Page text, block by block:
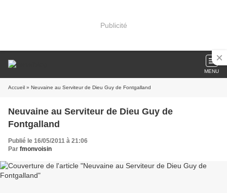
Publicité
MENU
Accueil » Neuvaine au Serviteur de Dieu Guy de Fontgalland
Neuvaine au Serviteur de Dieu Guy de
Fontgalland
Publié le 16/05/2011 à 21:06
Par fmonvoisin